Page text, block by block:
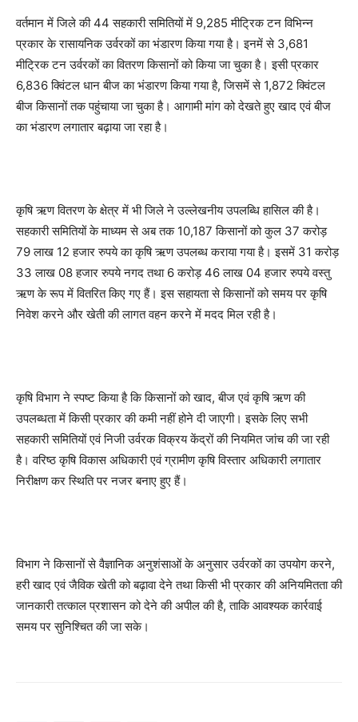
वर्तमान में जिले की 44 सहकारी समितियों में 9,285 मीट्रिक टन विभिन्न
प्रकार के रासायनिक उर्वरकों का भंडारण किया गया है। इनमें से 3,681
मीट्रिक टन उर्वरकों का वितरण किसानों को किया जा चुका है। इसी प्रकार
6,836 क्विंटल धान बीज का भंडारण किया गया है, जिसमें से 1,872 क्विंटल
बीज किसानों तक पहुंचाया जा चुका है। आगामी मांग को देखते हुए खाद एवं बीज
का भंडारण लगातार बढ़ाया जा रहा है।
कृषि ऋण वितरण के क्षेत्र में भी जिले ने उल्लेखनीय उपलब्धि हासिल की है।
सहकारी समितियों के माध्यम से अब तक 10,187 किसानों को कुल 37 करोड़
79 लाख 12 हजार रुपये का कृषि ऋण उपलब्ध कराया गया है। इसमें 31 करोड़
33 लाख 08 हजार रुपये नगद तथा 6 करोड़ 46 लाख 04 हजार रुपये वस्तु
ऋण के रूप में वितरित किए गए हैं। इस सहायता से किसानों को समय पर कृषि
निवेश करने और खेती की लागत वहन करने में मदद मिल रही है।
कृषि विभाग ने स्पष्ट किया है कि किसानों को खाद, बीज एवं कृषि ऋण की
उपलब्धता में किसी प्रकार की कमी नहीं होने दी जाएगी। इसके लिए सभी
सहकारी समितियों एवं निजी उर्वरक विक्रय केंद्रों की नियमित जांच की जा रही
है। वरिष्ठ कृषि विकास अधिकारी एवं ग्रामीण कृषि विस्तार अधिकारी लगातार
निरीक्षण कर स्थिति पर नजर बनाए हुए हैं।
विभाग ने किसानों से वैज्ञानिक अनुशंसाओं के अनुसार उर्वरकों का उपयोग करने,
हरी खाद एवं जैविक खेती को बढ़ावा देने तथा किसी भी प्रकार की अनियमितता की
जानकारी तत्काल प्रशासन को देने की अपील की है, ताकि आवश्यक कार्रवाई
समय पर सुनिश्चित की जा सके।